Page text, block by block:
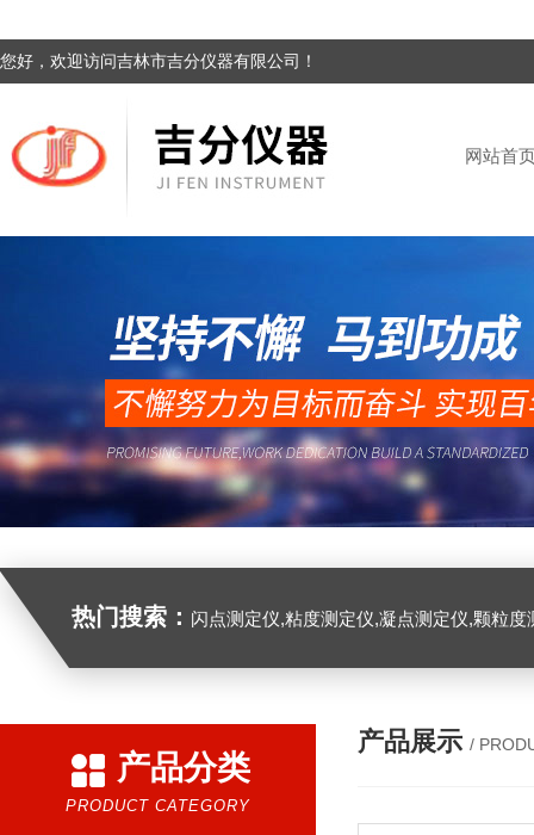
您好，欢迎访问吉林市吉分仪器有限公司！
网站首
热门搜索： 闪点测定仪,粘度测定仪,凝点测定仪,颗粒
产品分类
PRODUCT CATEGORY
产品展示 /